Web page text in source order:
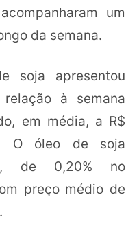
um
da semana.
soja apresentou
à semana
em média, a R$
O óleo de soja
de 0,20% no
preço médio de